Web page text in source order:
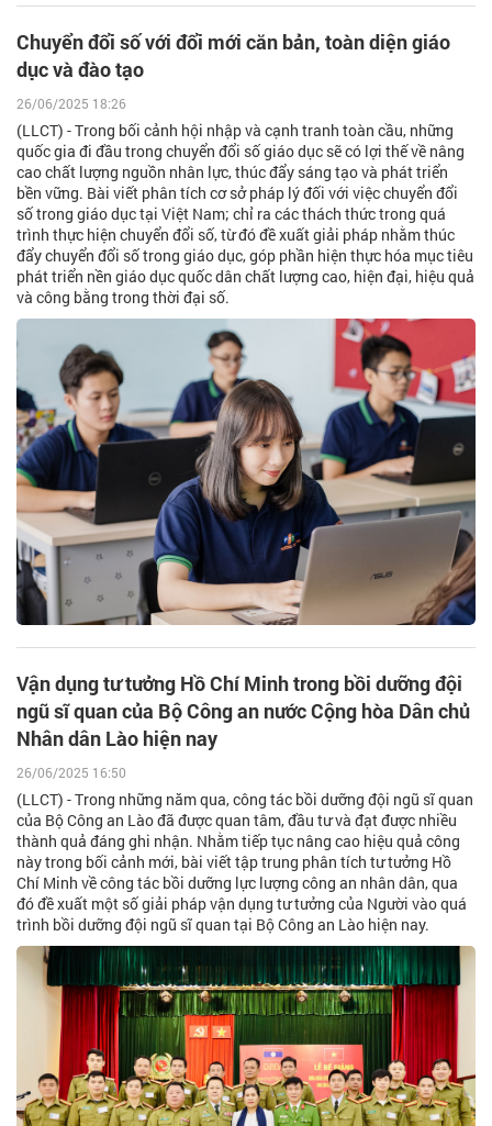
Chuyển đổi số với đổi mới căn bản, toàn diện giáo
dục và đào tạo
26/06/2025 18:26
(LLCT) - Trong bối cảnh hội nhập và cạnh tranh toàn cầu, những
quốc gia đi đầu trong chuyển đổi số giáo dục sẽ có lợi thế về nâng
cao chất lượng nguồn nhân lực, thúc đẩy sáng tạo và phát triển
bền vững. Bài viết phân tích cơ sở pháp lý đối với việc chuyển đổi
số trong giáo dục tại Việt Nam; chỉ ra các thách thức trong quá
trình thực hiện chuyển đổi số, từ đó đề xuất giải pháp nhằm thúc
đẩy chuyển đổi số trong giáo dục, góp phần hiện thực hóa mục tiêu
phát triển nền giáo dục quốc dân chất lượng cao, hiện đại, hiệu quả
và công bằng trong thời đại số.
Vận dụng tư tưởng Hồ Chí Minh trong bồi dưỡng đội
ngũ sĩ quan của Bộ Công an nước Cộng hòa Dân chủ
Nhân dân Lào hiện nay
26/06/2025 16:50
(LLCT) - Trong những năm qua, công tác bồi dưỡng đội ngũ sĩ quan
của Bộ Công an Lào đã được quan tâm, đầu tư và đạt được nhiều
thành quả đáng ghi nhận. Nhằm tiếp tục nâng cao hiệu quả công
này trong bối cảnh mới, bài viết tập trung phân tích tư tưởng Hồ
Chí Minh về công tác bồi dưỡng lực lượng công an nhân dân, qua
đó đề xuất một số giải pháp vận dụng tư tưởng của Người vào quá
trình bồi dưỡng đội ngũ sĩ quan tại Bộ Công an Lào hiện nay.